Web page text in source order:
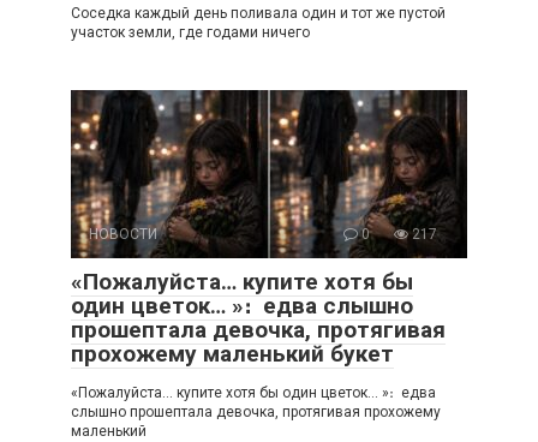
Соседка каждый день поливала один и тот же пустой
участок земли, где годами ничего
НОВОСТИ 0 217
«Пожалуйста… купите хотя бы
один цветок… »։ едва слышно
прошептала девочка, протягивая
прохожему маленький букет
«Пожалуйста… купите хотя бы один цветок… »։ едва
слышно прошептала девочка, протягивая прохожему
маленький